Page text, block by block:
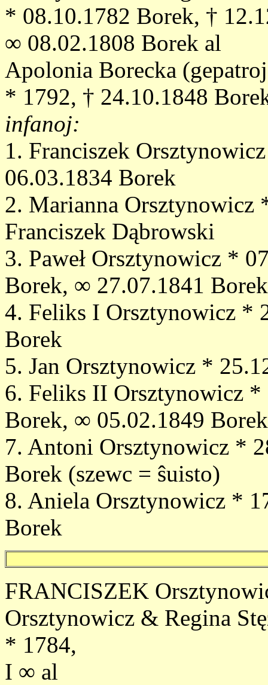
* 08.10.1782 Borek, †
∞ 08.02.1808 Borek al
Apolonia Borecka
* 1792, † 24.10.1848
infanoj:
1. Franciszek
06.03.1834 Borek
2. Marianna
Franciszek Dąbrowski
3. Paweł Orsztynowicz *
Borek, ∞ 27.07.1841
4. Feliks I Orsztynowicz *
Borek
5. Jan Orsztynowicz *
6. Feliks II Orsztynowicz *
Borek, ∞ 05.02.1849
7. Antoni Orsztynowicz *
Borek (szewc = ŝuisto)
8. Aniela Orsztynowicz *
Borek
FRANCISZEK
Orsztynowicz & Regina
* 1784,
I ∞ al